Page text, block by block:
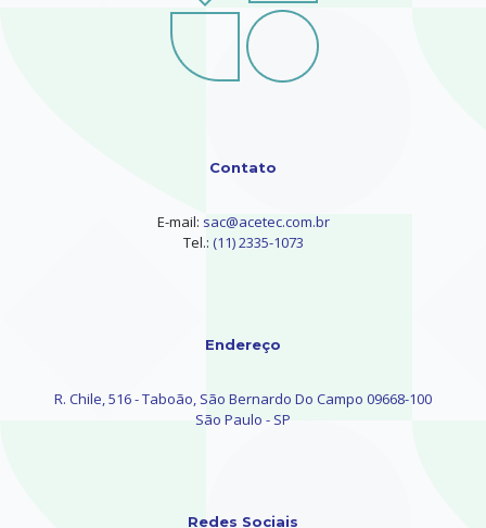
Contato
E-mail: sac@acetec.com.br
Tel.: (11) 2335-1073
Endereço
R. Chile, 516 - Taboão, São Bernardo Do Campo 09668-100
São Paulo - SP
Redes Sociais